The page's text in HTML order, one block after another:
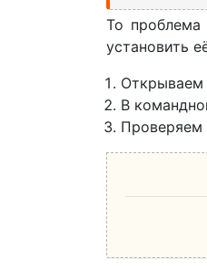
То проблема
установить
Открываем
В
Проверяем